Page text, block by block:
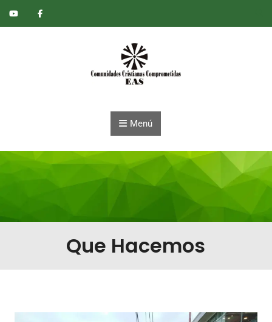
Saltar al contenido
Menú
Que Hacemos